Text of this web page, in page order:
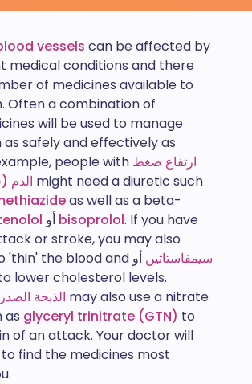
vessels can be affected by
medical conditions and there
of medicines available to
Often a combination of
will be used to manage
safely and effectively as
people with ارتفاع ضغط
الدم might need a diuretic such
as well as a beta-
bisoprolol. If you have
or stroke, you may also
'thin' the blood and سيمفاستاتين أو
lower cholesterol levels.
الذبحة may also use a nitrate
as glyceryl trinitrate (GTN) to
of an attack. Your doctor will
find the medicines most